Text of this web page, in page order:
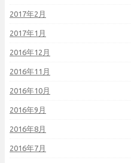
2017年2月
2017年1月
2016年12月
2016年11月
2016年10月
2016年9月
2016年8月
2016年7月